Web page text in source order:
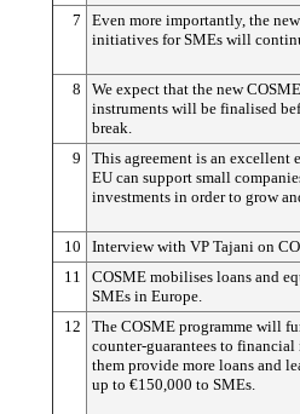
7
Even more importantly, the
initiatives for SMEs will
8
We expect that the new
instruments will be finalised
break.
9
This agreement is an excellent
EU can support small
investments in order to grow
10
Interview with VP Tajani on
11
COSME mobilises loans and
SMEs in Europe.
12
The COSME programme will
counter-guarantees to
them provide more loans and
up to €150,000 to SMEs.